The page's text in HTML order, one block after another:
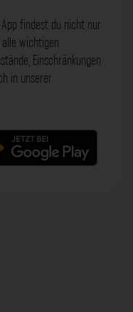
findest du nicht nur
wichtigen
Einschränkungen
in unserer